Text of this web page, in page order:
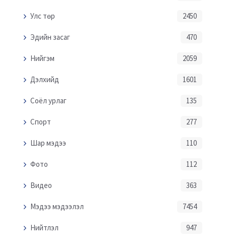
Улс төр 2450
Эдийн засаг 470
Нийгэм 2059
Дэлхийд 1601
Соёл урлаг 135
Спорт 277
Шар мэдээ 110
Фото 112
Видео 363
Мэдээ мэдээлэл 7454
Нийтлэл 947